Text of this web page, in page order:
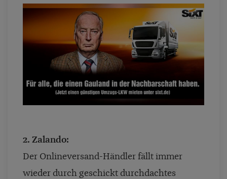
2. Zalando:
Der Onlineversand-Händler fällt immer
wieder durch geschickt durchdachtes